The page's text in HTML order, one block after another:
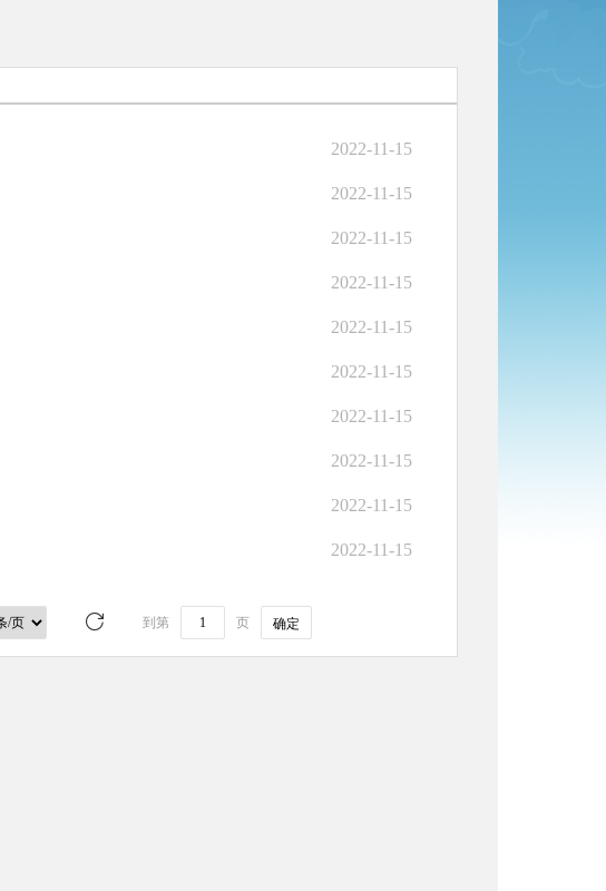
2022-11-15
2022-11-15
2022-11-15
2022-11-15
2022-11-15
2022-11-15
2022-11-15
2022-11-15
2022-11-15
2022-11-15
到第 页 确定